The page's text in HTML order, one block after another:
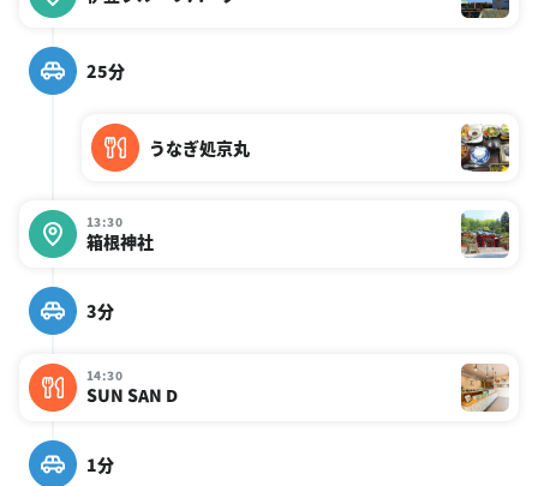
25分
うなぎ処京丸
13:30
箱根神社
3分
14:30
SUN SAN D
1分